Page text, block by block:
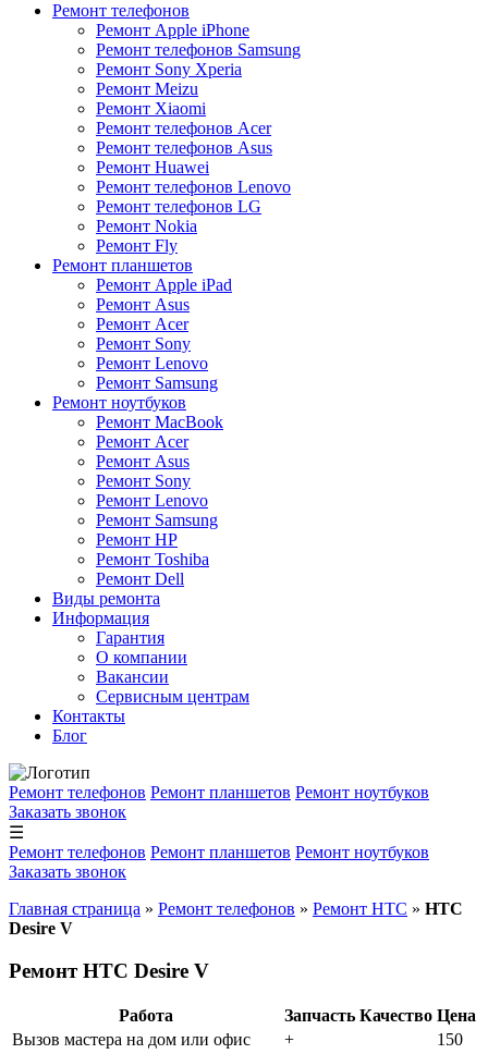
Ремонт телефонов
Ремонт Apple iPhone
Ремонт телефонов Samsung
Ремонт Sony Xperia
Ремонт Meizu
Ремонт Xiaomi
Ремонт телефонов Acer
Ремонт телефонов Asus
Ремонт Huawei
Ремонт телефонов Lenovo
Ремонт телефонов LG
Ремонт Nokia
Ремонт Fly
Ремонт планшетов
Ремонт Apple iPad
Ремонт Asus
Ремонт Acer
Ремонт Sony
Ремонт Lenovo
Ремонт Samsung
Ремонт ноутбуков
Ремонт MacBook
Ремонт Acer
Ремонт Asus
Ремонт Sony
Ремонт Lenovo
Ремонт Samsung
Ремонт HP
Ремонт Toshiba
Ремонт Dell
Виды ремонта
Информация
Гарантия
О компании
Вакансии
Сервисным центрам
Контакты
Блог
Ремонт телефонов Ремонт планшетов Ремонт ноутбуков
Заказать звонок
☰
Ремонт телефонов Ремонт планшетов Ремонт ноутбуков
Заказать звонок
Главная страница » Ремонт телефонов » Ремонт HTC » HTC
Desire V
Ремонт HTC Desire V
Работа Запчасть Качество Цена
Bызoв мacтepa нa дoм или oфиc
+
150